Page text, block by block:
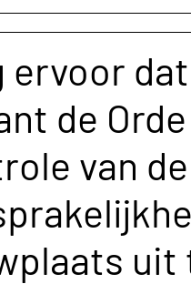
ervoor
de
van
uit